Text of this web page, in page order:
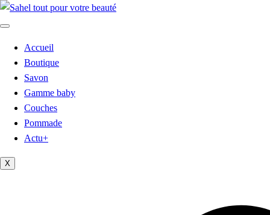
Accueil
Boutique
Savon
Gamme baby
Couches
Pommade
Actu+
X